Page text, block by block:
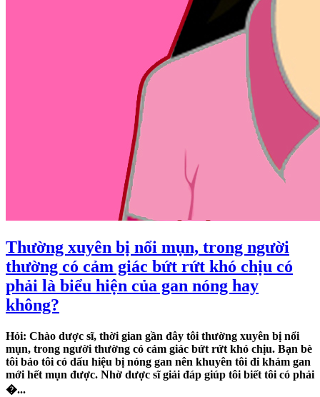
Thường xuyên bị nổi mụn, trong người
thường có cảm giác bứt rứt khó chịu có
phải là biểu hiện của gan nóng hay
không?
Hỏi: Chào dược sĩ, thời gian gần đây tôi thường xuyên bị nổi
mụn, trong người thường có cảm giác bứt rứt khó chịu. Bạn bè
tôi bảo tôi có dấu hiệu bị nóng gan nên khuyên tôi đi khám gan
mới hết mụn được. Nhờ dược sĩ giải đáp giúp tôi biết tôi có phải
�...